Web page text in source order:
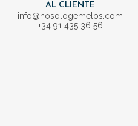
AL CLIENTE
info@nosologemelos.com
+34 91 435 36 56